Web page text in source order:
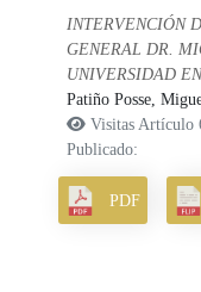
INTERVENCIÓN
GENERAL DR.
UNIVERSIDAD
Patiño Posse,
Visitas Artículo
Publicado:
PDF